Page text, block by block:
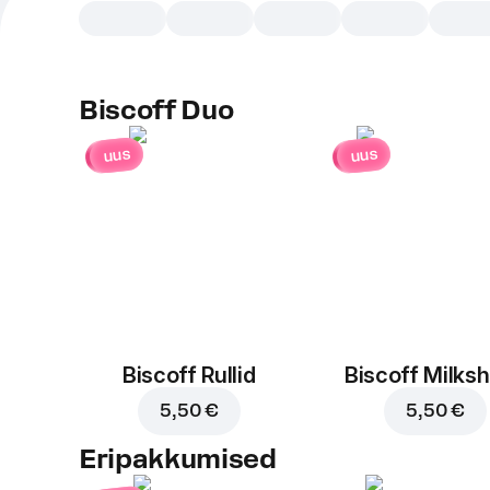
Biscoff Duo
uus
Biscoff Rullid
5,50 €
uus
Biscoff
5,50 €
Eripakkumised